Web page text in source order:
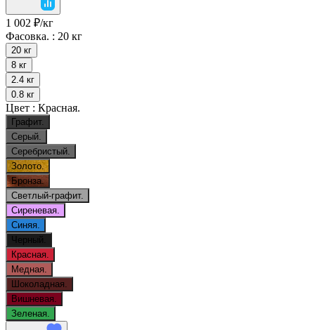
1 002 ₽/кг
Фасовка. : 20 кг
20 кг
8 кг
2.4 кг
0.8 кг
Цвет : Красная.
Графит.
Серый.
Серебристый.
Золото.
Бронза.
Светлый-графит.
Сиреневая.
Синяя.
Черный.
Красная.
Медная.
Шоколадная.
Вишневая.
Зеленая.